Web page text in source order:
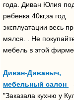
года. Диван Юлия
ребенка 40кг,за год
эксплуатации весь
мялся. . Не
мебель в этой
Диван-Диваныч,
мебельный салон
"Заказала кухню у